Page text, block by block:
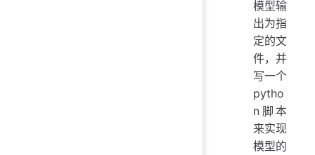
模型输
出为指
定的文
件，并
写一个
pytho
n脚本
来实现
模型的